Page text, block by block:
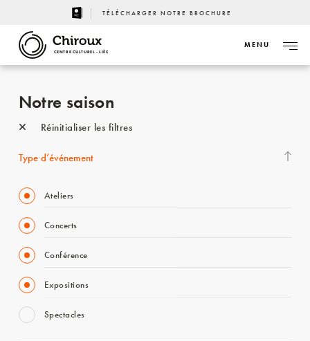
TÉLÉCHARGER NOTRE BROCHURE
CENTRE CULTUREL - LIÈGE
MENU
Notre saison
Réinitialiser les filtres
Type d’événement
Ateliers
Concerts
Conférence
Expositions
Spectacles